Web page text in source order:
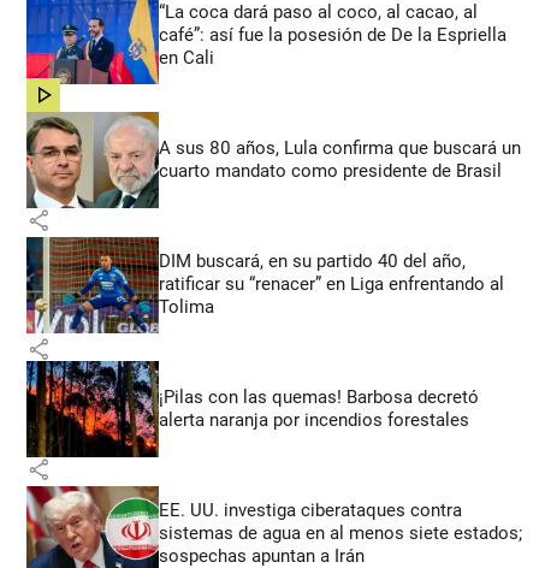
“La coca dará paso al coco, al cacao, al
café”: así fue la posesión de De la Espriella
en Cali
share
A sus 80 años, Lula confirma que buscará un
cuarto mandato como presidente de Brasil
share
DIM buscará, en su partido 40 del año,
ratificar su “renacer” en Liga enfrentando al
Tolima
share
¡Pilas con las quemas! Barbosa decretó
alerta naranja por incendios forestales
share
EE. UU. investiga ciberataques contra
sistemas de agua en al menos siete estados;
sospechas apuntan a Irán